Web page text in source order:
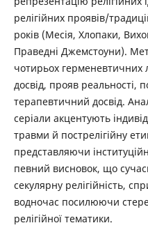
релігійних проявів/
років (Месія, Хлопаки,
Праведні Джемстоуни).
чотирьох герменевтичних
досвід, прояв реальності,
терапевтичний досвід.
серіали акцентують
травми й пострелігійну
представляючи
певний висновок, що
секулярну релігійність,
водночас посилюючи
релігійної тематики.